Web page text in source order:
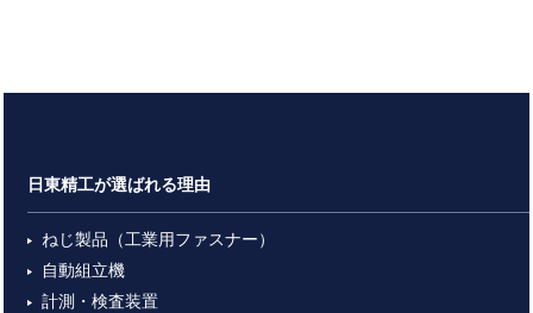
日東精工が選ばれる理由
ねじ製品（工業用ファスナー）
自動組立機
計測・検査装置